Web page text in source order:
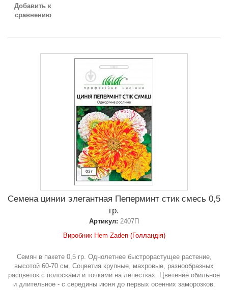
Добавить к
сравнению
Семена цинии элегантная Пеперминт стик смесь 0,5
гр.
Артикул: 2407П
Виробник Hem Zaden (Голландія)
Семян в пакете 0,5 гр. Однолетнее быстрорастущее растение,
высотой 60-70 см. Соцветия крупные, махровые, разнообразных
расцветок с полосками и точками на лепестках. Цветение обильное
и длительное - с середины июня до первых осенних заморозков.